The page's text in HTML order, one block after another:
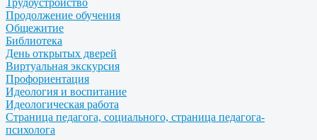
Трудоустройство
Продолжение обучения
Общежитие
Библиотека
День открытых дверей
Виртуальная экскурсия
Профориентация
Идеология и воспитание
Идеологическая работа
Страница педагога, социального, страница педагога-
психолога